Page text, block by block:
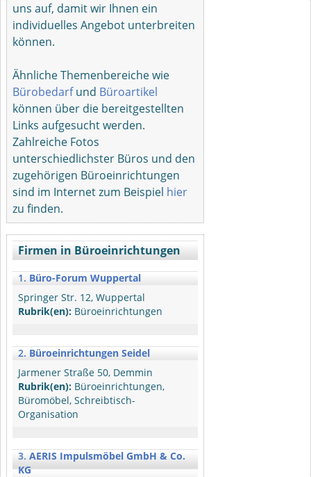
uns auf, damit wir Ihnen ein
individuelles Angebot unterbreiten
können.
Ähnliche Themenbereiche wie
Bürobedarfund Büroartikel
können über die bereitgestellten
Links aufgesucht werden.
Zahlreiche Fotos
unterschiedlichster Büros und den
zugehörigen Büroeinrichtungen
sind im Internet zum Beispiel hier
zu finden.
Firmen in Büroeinrichtungen
1. Büro-Forum Wuppertal
Springer Str. 12, Wuppertal
Rubrik(en): Büroeinrichtungen
2. Büroeinrichtungen Seidel
Jarmener Straße 50, Demmin
Rubrik(en): Büroeinrichtungen,
Büromöbel, Schreibtisch-
Organisation
3. AERIS Impulsmöbel GmbH & Co.
KG